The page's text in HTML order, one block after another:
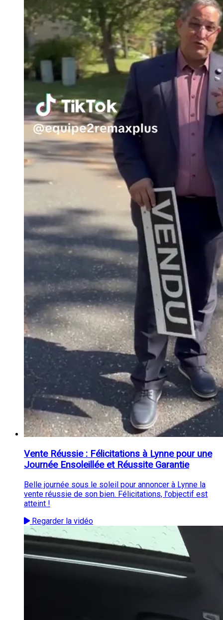
Vente Réussie : Félicitations à Lynne pour une
Journée Ensoleillée et Réussite Garantie
Belle journée sous le soleil pour annoncer à Lynne la
vente réussie de son bien. Félicitations, l'objectif est
atteint !
Regarder la vidéo